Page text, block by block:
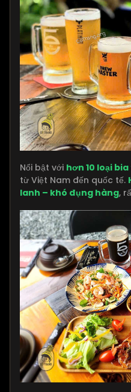
Nổi bật với hơn 10 loại
từ Việt Nam đến quốc tế.
lanh – khó đụng hàng,